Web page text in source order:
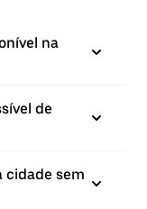
na
de
cidade sem